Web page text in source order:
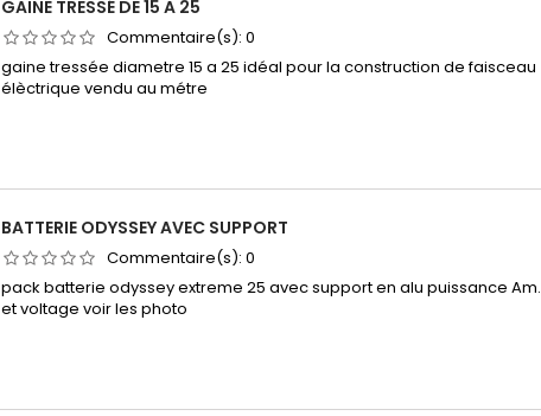
GAINE TRESSÉ DE 15 A 25
Commentaire(s): 0
gaine tressée diametre 15 a 25 idéal pour la construction de faisceau
élèctrique vendu au métre
BATTERIE ODYSSEY AVEC SUPPORT
Commentaire(s): 0
pack batterie odyssey extreme 25 avec support en alu puissance Am.
et voltage voir les photo